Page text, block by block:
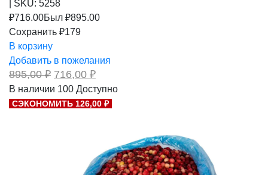
SKU: 5258
₽716.00Был ₽895.00
Сохранить ₽179
В корзину
Добавить в пожелания
895,00₽ Первоначальная
цена
составляла
895,00 ₽.
716,00 ₽Текущая
716,00 ₽.
В наличии 100 Доступно
СЭКОНОМИТЬ 126,00 ₽